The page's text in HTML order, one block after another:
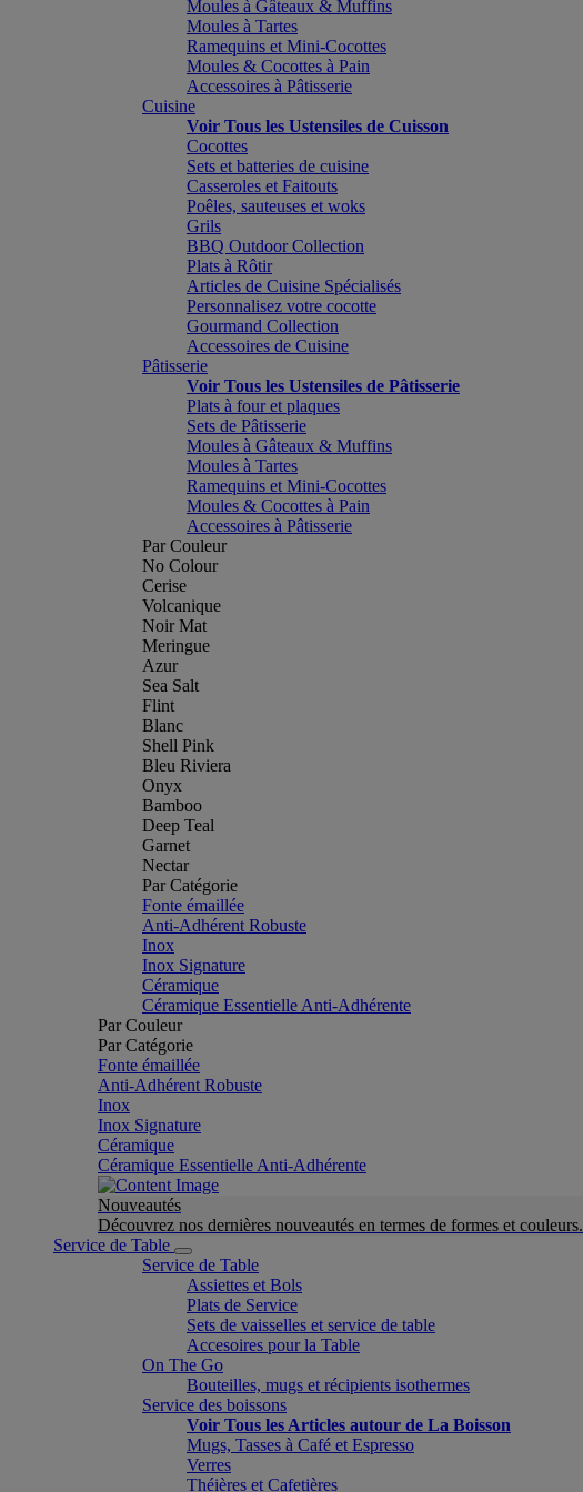
Moules à Gâteaux & Muffins
Moules à Tartes
Ramequins et Mini-Cocottes
Moules & Cocottes à Pain
Accessoires à Pâtisserie
Cuisine
Voir Tous les Ustensiles de Cuisson
Cocottes
Sets et batteries de cuisine
Casseroles et Faitouts
Poêles, sauteuses et woks
Grils
BBQ Outdoor Collection
Plats à Rôtir
Articles de Cuisine Spécialisés
Personnalisez votre cocotte
Gourmand Collection
Accessoires de Cuisine
Pâtisserie
Voir Tous les Ustensiles de Pâtisserie
Plats à four et plaques
Sets de Pâtisserie
Moules à Gâteaux & Muffins
Moules à Tartes
Ramequins et Mini-Cocottes
Moules & Cocottes à Pain
Accessoires à Pâtisserie
Par Couleur
No Colour
Cerise
Volcanique
Noir Mat
Meringue
Azur
Sea Salt
Flint
Blanc
Shell Pink
Bleu Riviera
Onyx
Bamboo
Deep Teal
Garnet
Nectar
Par Catégorie
Fonte émaillée
Anti-Adhérent Robuste
Inox
Inox Signature
Céramique
Céramique Essentielle Anti-Adhérente
Par Couleur
Par Catégorie
Fonte émaillée
Anti-Adhérent Robuste
Inox
Inox Signature
Céramique
Céramique Essentielle Anti-Adhérente
Nouveautés
Découvrez nos dernières nouveautés en termes de formes et couleurs.
Service de Table
Service de Table
Assiettes et Bols
Plats de Service
Sets de vaisselles et service de table
Accesoires pour la Table
On The Go
Bouteilles, mugs et récipients isothermes
Service des boissons
Voir Tous les Articles autour de La Boisson
Mugs, Tasses à Café et Espresso
Verres
Théières et Cafetières